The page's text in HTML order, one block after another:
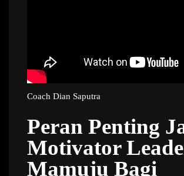
Coach Dian Saputra
Peran Penting
Motivator
Mamuju Bagi